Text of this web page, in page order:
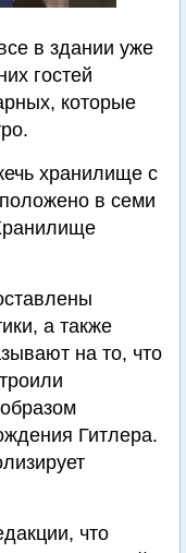
в здании уже
гостей
которые
хранилище с
в семи
а также
на то, что
Гитлера.
что